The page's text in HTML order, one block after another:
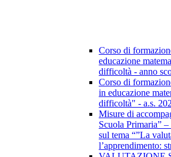
Corso di
educazione
difficoltà - anno
Corso di
in educazione
difficoltà" - a.s.
Misure di
Scuola Primaria”
sul tema “”La
l’apprendimento: